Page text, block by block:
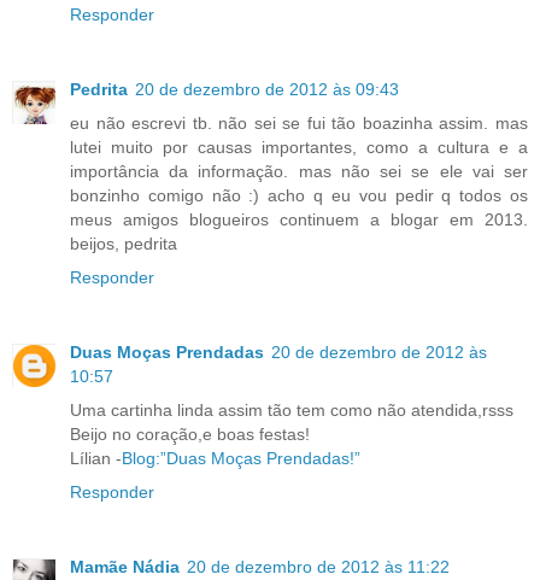
Responder
Pedrita 20 de dezembro de 2012 às 09:43
eu não escrevi tb. não sei se fui tão boazinha assim. mas
lutei muito por causas importantes, como a cultura e a
importância da informação. mas não sei se ele vai ser
bonzinho comigo não :) acho q eu vou pedir q todos os
meus amigos blogueiros continuem a blogar em 2013.
beijos, pedrita
Responder
Duas Moças Prendadas 20 de dezembro de 2012 às
10:57
Uma cartinha linda assim tão tem como não atendida,rsss
Beijo no coração,e boas festas!
Lílian -Blog:”Duas Moças Prendadas!”
Responder
Mamãe Nádia 20 de dezembro de 2012 às 11:22